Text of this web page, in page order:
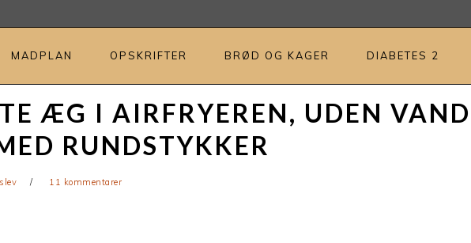
MADPLAN OPSKRIFTER BRØD OG KAGER DIABETES 2
ÆG I AIRFRYEREN, UDEN
RUNDSTYKKER
11 kommentarer